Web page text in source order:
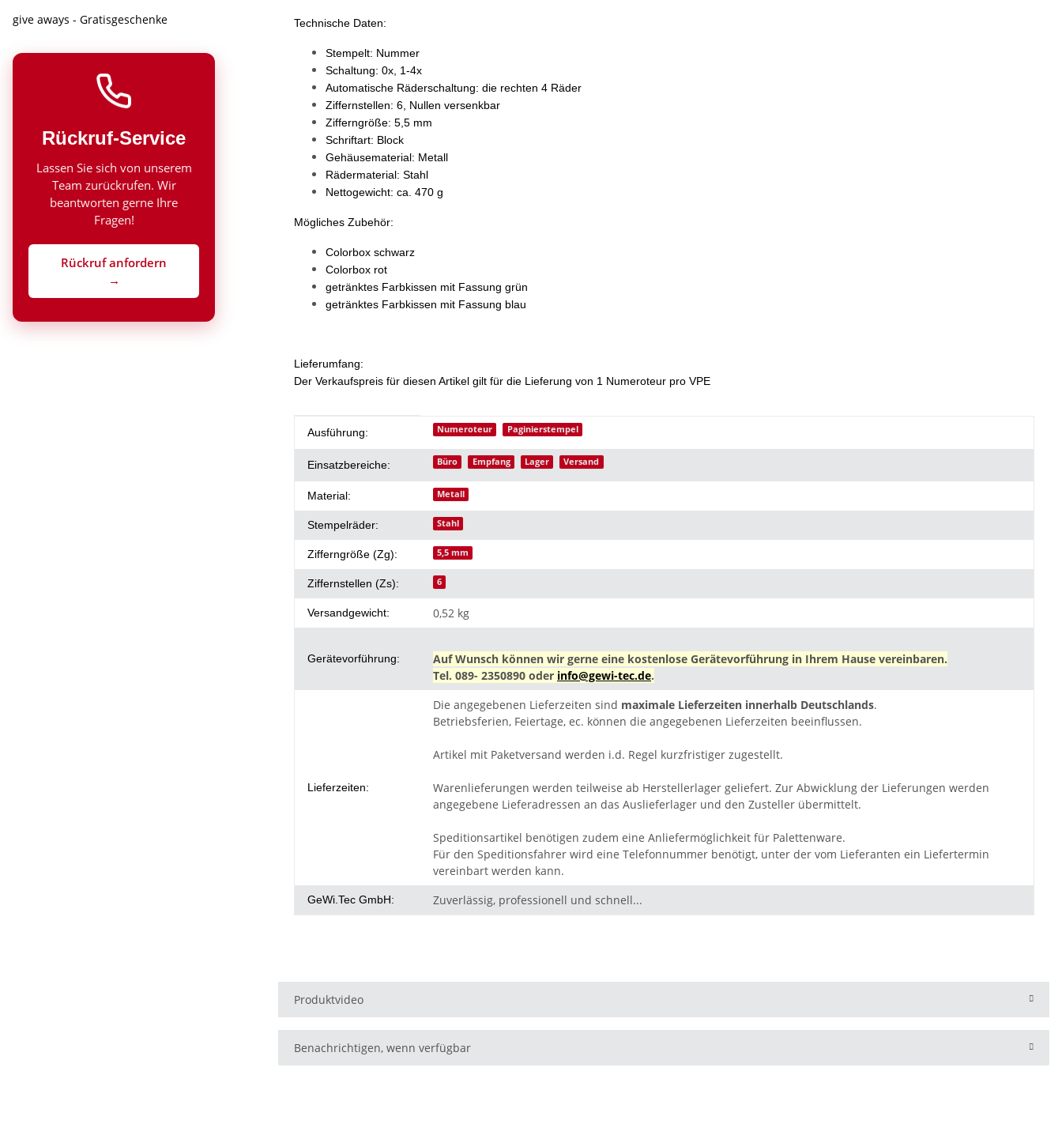
Technische Daten:
Stempelt: Nummer
Schaltung: 0x, 1-4x
Automatische Räderschaltung: die rechten 4 Räder
Ziffernstellen: 6, Nullen versenkbar
Zifferngröße: 5,5 mm
Schriftart: Block
Gehäusematerial: Metall
Rädermaterial: Stahl
Nettogewicht: ca. 470 g
Mögliches Zubehör:
Colorbox schwarz
Colorbox rot
getränktes Farbkissen mit Fassung grün
getränktes Farbkissen mit Fassung blau
Lieferumfang:
Der Verkaufspreis für diesen Artikel gilt für die Lieferung von 1 Numeroteur pro VPE
Produkteigenschaft
Wert
Ausführung: Numeroteur Paginierstempel
Einsatzbereiche: Büro Empfang Lager Versand
Material: Metall
Stempelräder: Stahl
Zifferngröße (Zg): 5,5 mm
Ziffernstellen (Zs): 6
Versandgewicht: 0,52 kg
Gerätevorführung:
Auf Wunsch können wir gerne eine kostenlose Gerätevorführung in Ihrem Hause vereinbaren.
Tel. 089- 2350890 oder info@gewi-tec.de.
Lieferzeiten:
Die angegebenen Lieferzeiten sind maximale Lieferzeiten innerhalb Deutschlands.
Betriebsferien, Feiertage, ec. können die angegebenen Lieferzeiten beeinflussen.
Artikel mit Paketversand werden i.d. Regel kurzfristiger zugestellt.
Warenlieferungen werden teilweise ab Herstellerlager geliefert. Zur Abwicklung der Lieferungen werden
angegebene Lieferadressen an das Auslieferlager und den Zusteller übermittelt.
Speditionsartikel benötigen zudem eine Anliefermöglichkeit für Palettenware.
Für den Speditionsfahrer wird eine Telefonnummer benötigt, unter der vom Lieferanten ein Liefertermin
vereinbart werden kann.
GeWi.Tec GmbH: Zuverlässig, professionell und schnell...
Produktvideo
Benachrichtigen, wenn verfügbar
give aways - Gratisgeschenke
Rückruf-Service
Lassen Sie sich von unserem
Team zurückrufen. Wir
beantworten gerne Ihre
Fragen!
Rückruf anfordern
→